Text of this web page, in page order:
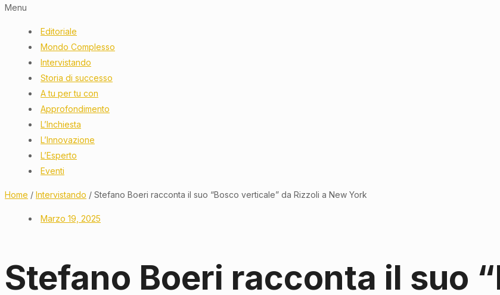
Menu
Editoriale
Mondo Complesso
Intervistando
Storia di successo
A tu per tu con
Approfondimento
L’Inchiesta
L’Innovazione
L’Esperto
Eventi
Home / Intervistando / Stefano Boeri racconta il suo “Bosco verticale” da Rizzoli a New York
Marzo 19, 2025
Stefano Boeri racconta il suo